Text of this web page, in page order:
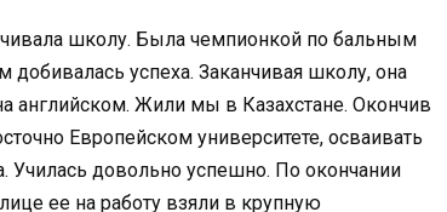
школу. Была чемпионкой по бальным
успеха. Заканчивая школу, она
английском. Жили мы в Казахстане. Окончив
Европейском университете, осваивать
довольно успешно. По окончании
ее на работу взяли в крупную